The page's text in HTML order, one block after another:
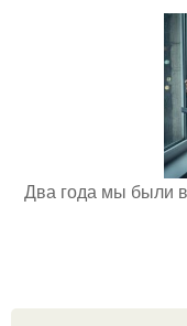
Два года мы были